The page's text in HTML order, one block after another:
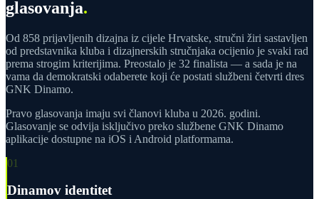
glasovanja.
Od 858 prijavljenih dizajna iz cijele Hrvatske, stručni žiri sastavljen
od predstavnika kluba i dizajnerskih stručnjaka ocijenio je svaki rad
prema strogim kriterijima. Preostalo je 32 finalista — a sada je na
vama da demokratski odaberete koji će postati službeni četvrti dres
GNK Dinamo.
Pravo glasovanja imaju svi članovi kluba u 2026. godini.
Glasovanje se odvija isključivo preko službene GNK Dinamo
aplikacije dostupne na iOS i Android platformama.
01
Dinamov identitet